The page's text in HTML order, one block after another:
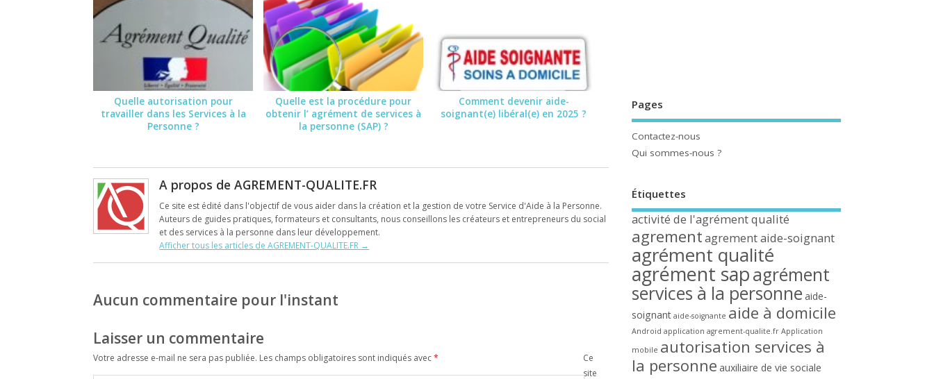
Quelle autorisation pour
travailler dans les Services à la
Personne ?
Quelle est la procédure pour
obtenir l’ agrément de services à
la personne (SAP) ?
Comment devenir aide-
soignant(e) libéral(e) en 2025 ?
A propos de AGREMENT-QUALITE.FR
Ce site est édité dans l'objectif de vous aider dans la création et la gestion de votre Service d'Aide à la Personne.
Auteurs de guides pratiques, formateurs et consultants, nous conseillons les créateurs et entrepreneurs du social
et des services à la personne dans leur développement.
Afficher tous les articles de AGREMENT-QUALITE.FR →
Aucun commentaire pour l'instant
Laisser un commentaire
Votre adresse e-mail ne sera pas publiée. Les champs obligatoires sont indiqués avec*
Ce
site
Pages
Contactez-nous
Qui sommes-nous ?
Étiquettes
activité de l'agrément qualité
agrementagrement aide-soignant
agrément qualité
agrément sapagrément
services à la personne aide-
soignant aide-soignante aide à domicile
Android application agrement-qualite.fr Application
mobile autorisation services à
la personne auxiliaire de vie sociale